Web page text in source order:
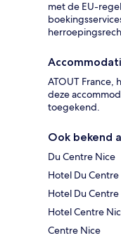
met de EU-
ATOUT France,
deze
toegekend.
Ook bekend
Du Centre Nice
Hotel Du Centre
Hotel Du
Hotel Centre
Centre Nice